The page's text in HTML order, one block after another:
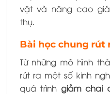
vật và nâng cao
thụ.
Bài học chung rút
Từ những mô hình
rút ra một số kinh
quá trình giảm chai